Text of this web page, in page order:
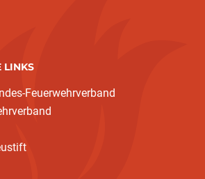
LINKS
Feuerwehrverband